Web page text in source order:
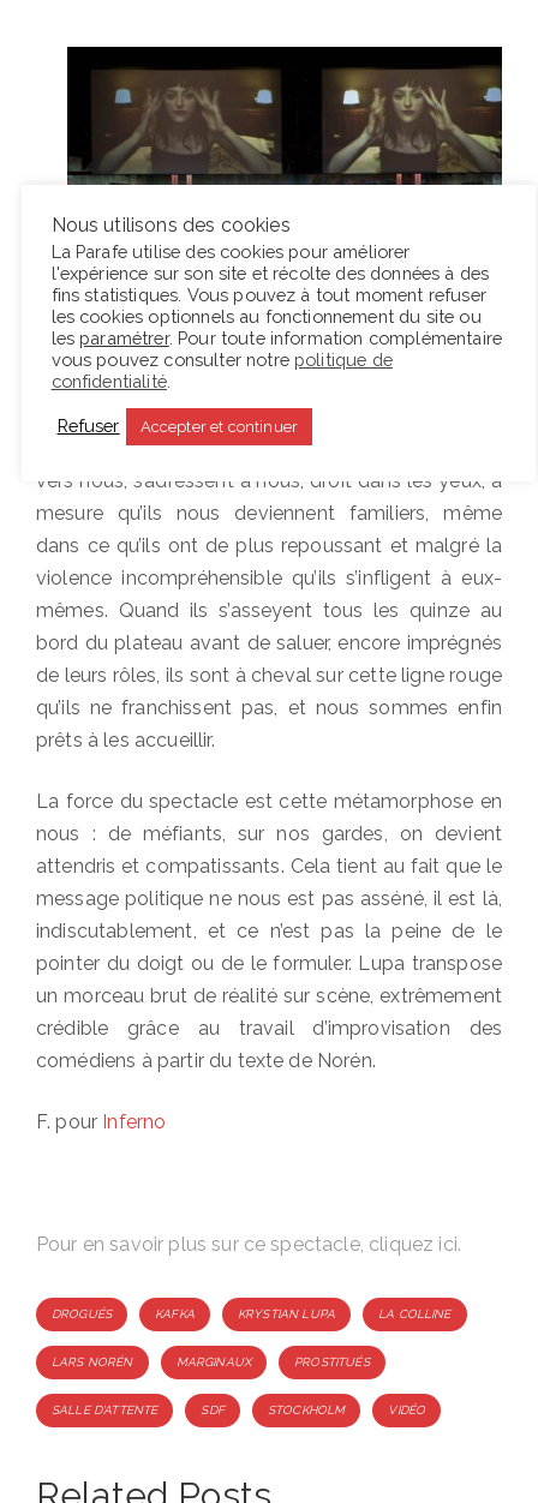
La progression se fait en nous, dans le sentiment
que leur vue fait naître. La ligne rouge qui encadre
la scène et la maintient bien à distance du public
s’estompe peu à peu. Les comédiens se tournent
vers nous, s’adressent à nous, droit dans les yeux, à
mesure qu’ils nous deviennent familiers, même
dans ce qu’ils ont de plus repoussant et malgré la
violence incompréhensible qu’ils s’infligent à eux-
mêmes. Quand ils s’asseyent tous les quinze au
bord du plateau avant de saluer, encore imprégnés
de leurs rôles, ils sont à cheval sur cette ligne rouge
qu’ils ne franchissent pas, et nous sommes enfin
prêts à les accueillir.
La force du spectacle est cette métamorphose en
nous : de méfiants, sur nos gardes, on devient
attendris et compatissants. Cela tient au fait que le
message politique ne nous est pas asséné, il est là,
indiscutablement, et ce n’est pas la peine de le
pointer du doigt ou de le formuler. Lupa transpose
un morceau brut de réalité sur scène, extrêmement
crédible grâce au travail d’improvisation des
comédiens à partir du texte de Norén.
F. pour Inferno
Pour en savoir plus sur ce spectacle, cliquez ici.
Tags
DROGUÉS KAFKA KRYSTIAN LUPA LA COLLINE
LARS NORÉN MARGINAUX PROSTITUÉS
SALLE D'ATTENTE SDF STOCKHOLM VIDÉO
Nous utilisons des cookies
La Parafe utilise des cookies pour améliorer
l'expérience sur son site et récolte des données à des
fins statistiques. Vous pouvez à tout moment refuser
les cookies optionnels au fonctionnement du site ou
les paramétrer. Pour toute information complémentaire
vous pouvez consulter notre politique de
confidentialité.
Refuser Accepter et continuer